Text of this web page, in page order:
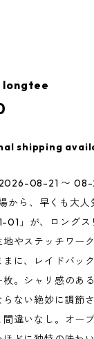
longtee
shipping
08-21 〜 08-
から、早くも大
01」が、ロング
やステッチワー
に、レイドバッ
。シャリ感のあ
ない絶妙に調節
違いなし。オー